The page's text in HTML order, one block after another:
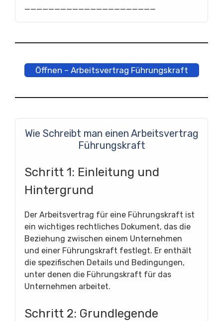
Öffnen – Arbeitsvertrag Führungskraft
Wie Schreibt man einen Arbeitsvertrag
Führungskraft
Schritt 1: Einleitung und
Hintergrund
Der Arbeitsvertrag für eine Führungskraft ist
ein wichtiges rechtliches Dokument, das die
Beziehung zwischen einem Unternehmen
und einer Führungskraft festlegt. Er enthält
die spezifischen Details und Bedingungen,
unter denen die Führungskraft für das
Unternehmen arbeitet.
Schritt 2: Grundlegende